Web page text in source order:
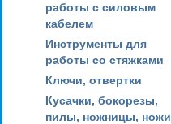
работы с силовым
кабелем
Инструменты для
работы со стяжками
Ключи, отвертки
Кусачки, бокорезы,
пилы, ножницы, ножи